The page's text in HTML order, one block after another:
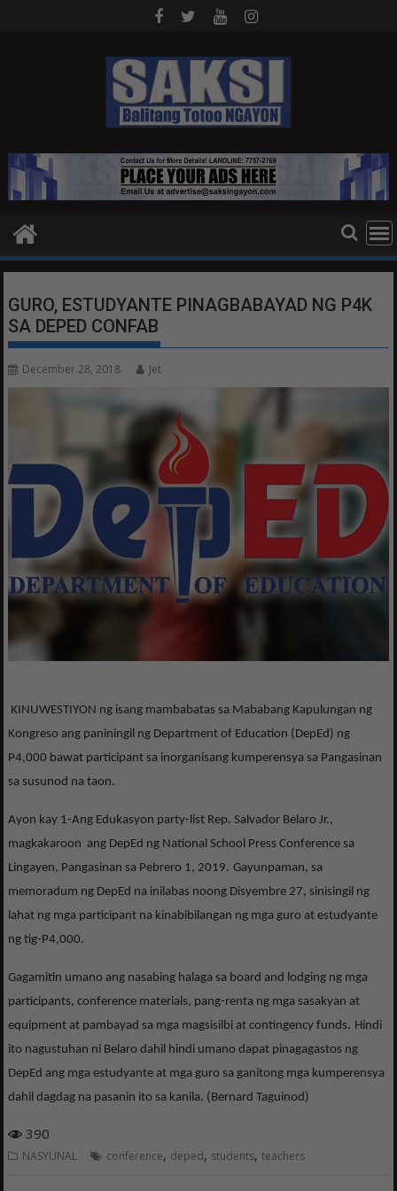
GURO, ESTUDYANTE PINAGBABAYAD NG P4K
SA DEPED CONFAB
December 28, 2018 Jet
KINUWESTIYON ng isang mambabatas sa Mababang Kapulungan ng
Kongreso ang paniningil ng Department of Education (DepEd) ng
P4,000 bawat participant sa inorganisang kumperensya sa Pangasinan
sa susunod na taon.
Ayon kay 1-Ang Edukasyon party-list Rep. Salvador Belaro Jr.,
magkakaroon ang DepEd ng National School Press Conference sa
Lingayen, Pangasinan sa Pebrero 1, 2019. Gayunpaman, sa
memoradum ng DepEd na inilabas noong Disyembre 27, sinisingil ng
lahat ng mga participant na kinabibilangan ng mga guro at estudyante
ng tig-P4,000.
Gagamitin umano ang nasabing halaga sa board and lodging ng mga
participants, conference materials, pang-renta ng mga sasakyan at
equipment at pambayad sa mga magsisilbi at contingency funds. Hindi
ito nagustuhan ni Belaro dahil hindi umano dapat pinagagastos ng
DepEd ang mga estudyante at mga guro sa ganitong mga kumperensya
dahil dagdag na pasanin ito sa kanila. (Bernard Taguinod)
390
NASYUNAL conference, deped, students,teachers